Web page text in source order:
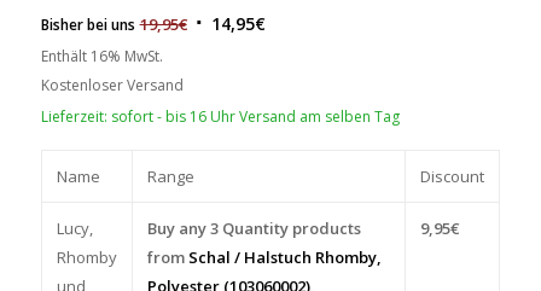
Bisher bei uns 19,95€ 14,95€
Enthält 16% MwSt.
Kostenloser Versand
Lieferzeit: sofort - bis 16 Uhr Versand am selben Tag
Name Range Discount
Lucy,
Rhomby
und
Buy any 3 Quantity products
from Schal / Halstuch Rhomby,
Polyester (103060002),
9,95€